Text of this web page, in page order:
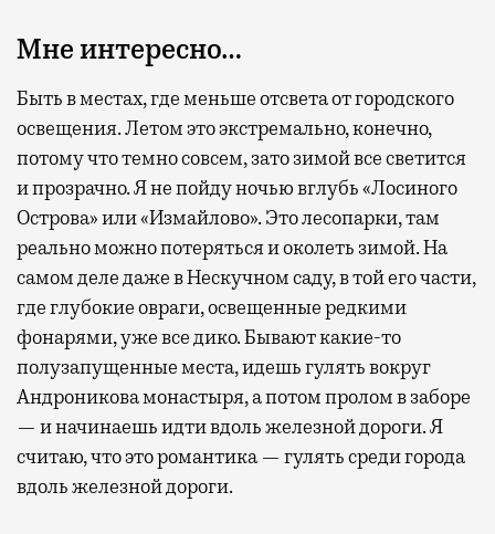
Мне интересно…
Быть в местах, где меньше отсвета от городского
освещения. Летом это экстремально, конечно,
потому что темно совсем, зато зимой все светится
и прозрачно. Я не пойду ночью вглубь «Лосиного
Острова» или «Измайлово». Это лесопарки, там
реально можно потеряться и околеть зимой. На
самом деле даже в Нескучном саду, в той его части,
где глубокие овраги, освещенные редкими
фонарями, уже все дико. Бывают какие-то
полузапущенные места, идешь гулять вокруг
Андроникова монастыря, а потом пролом в заборе
— и начинаешь идти вдоль железной дороги. Я
считаю, что это романтика — гулять среди города
вдоль железной дороги.